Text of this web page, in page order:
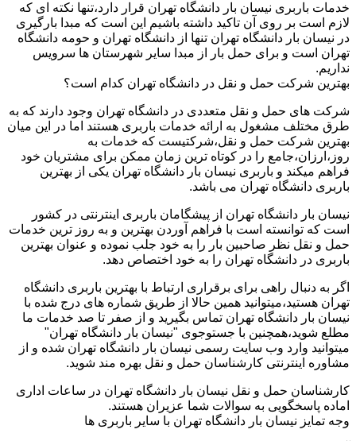
خدمات باربری نیسان بار دانشگاه تهران قرار دارد،تنها نکته ای که
لازم است بر روی آن تاکید داشته باشیم این است که مبدا بارگیری
در نیسان بار دانشگاه تهران تنها از دانشگاه تهران و حومه دانشگاه
تهران است و برای حمل بار از مبدا سایر شهرستان ها سرویس
نداریم.
بهترین شرکت حمل و نقل در دانشگاه تهران کدام است؟
شرکت های حمل و نقل متعددی در دانشگاه تهران وجود دارند که به
طرق مختلف مشغول به ارائه خدمات باربری هستند اما در این میان
بهترین شرکت حمل و نقل،شرکتیست که خدمات به
روز،ارزان،جامع را در کوتاه ترین زمان ممکن برای مشتریان خود
فراهم میکند و باربری نیسان بار دانشگاه تهران یکی از بهترین
باربری دانشگاه تهران می باشد.
نیسان بار دانشگاه تهران از پیشگامان باربری اینترنتی در کشور
است که توانسته است با فراهم آوردن بهترین و به روز ترین خدمات
حمل و نقل نظر صاحبین بار را به خود جلب نموده و عنوان بهترین
باربری در دانشگاه تهران را به خود اختصاص دهد.
اگر به دنبال راهی برای برقراری ارتباط با بهترین باربری دانشگاه
تهران هستید،میتوانید همین حالا از طریق شماره های درج شده با
نیسان بار دانشگاه تهران تماس بگیرید و از صفر تا صد خدمات ما
مطلع شوید،همچنین با جستوجوی "نیسان بار دانشگاه تهران"
میتوانید وارد وب سایت رسمی نیسان بار دانشگاه تهران شده و از
مشاوره اینترنتی کارشناسان حمل و نقل بهره مند شوید.
کارشناسان حمل و نقل نیسان بار دانشگاه تهران در ساعات اداری
اماده پاسخگویی به سوالات شما عزیران هستند.
وجه تمایز نیسان بار دانشگاه تهران با سایر باربری ها